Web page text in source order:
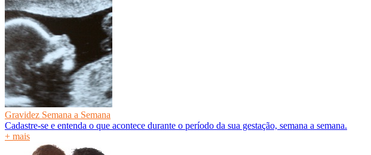
Gravidez Semana a Semana
Cadastre-se e entenda o que acontece durante o período da sua gestação, semana a semana.
+ mais